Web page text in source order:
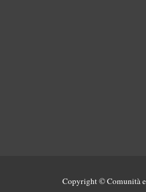
Copyright © Comunità